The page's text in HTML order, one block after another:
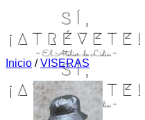
Inicio / VISERAS